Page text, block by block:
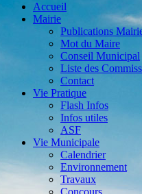
Accueil
Mairie
Publications
Mot du Maire
Conseil Municipal
Liste des
Contact
Vie Pratique
Flash Infos
Infos utiles
ASF
Vie Municipale
Calendrier
Environnement
Travaux
Concours